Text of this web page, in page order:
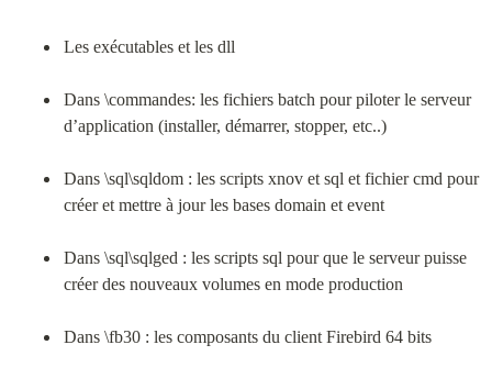
Les exécutables et les dll
Dans \commandes: les fichiers batch pour piloter le serveur
d’application (installer, démarrer, stopper, etc..)
Dans \sql\sqldom : les scripts xnov et sql et fichier cmd pour
créer et mettre à jour les bases domain et event
Dans \sql\sqlged : les scripts sql pour que le serveur puisse
créer des nouveaux volumes en mode production
Dans \fb30 : les composants du client Firebird 64 bits